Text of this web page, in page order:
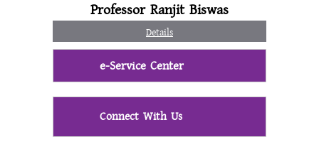
Professor Ranjit Biswas
Details
e-Service Center
Connect With Us